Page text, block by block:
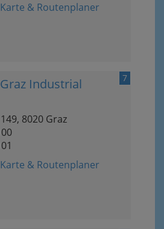
Karte & Routenplaner
7
Industrial
8020 Graz
Karte & Routenplaner